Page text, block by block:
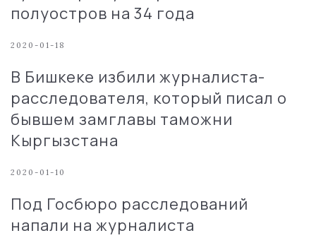
полуостров на 34 года
2020-01-18
В Бишкеке избили журналиста-
расследователя, который писал о
бывшем замглавы таможни
Кыргызстана
2020-01-10
Под Госбюро расследований
напали на журналиста